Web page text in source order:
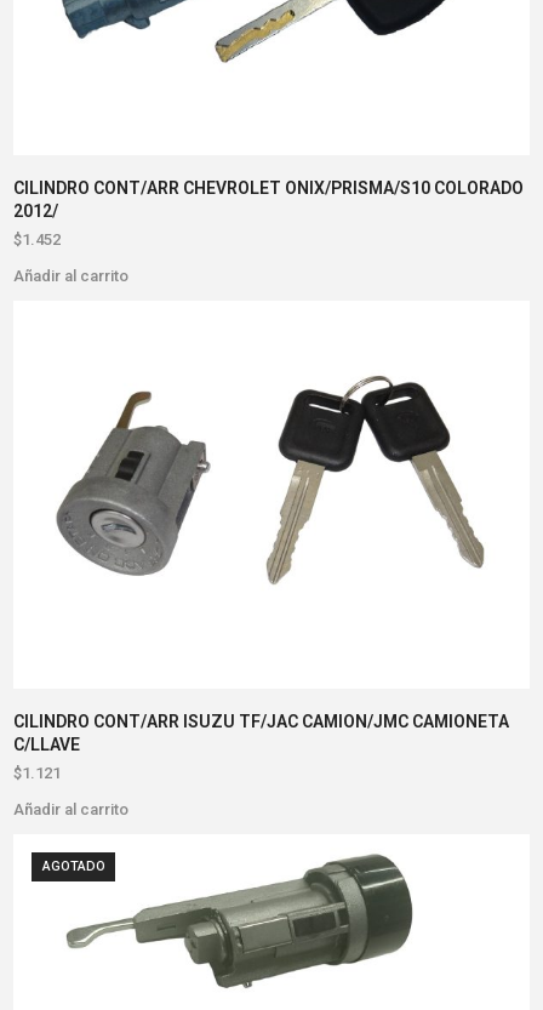
CILINDRO CONT/ARR CHEVROLET ONIX/PRISMA/S10 COLORADO
2012/
$1.452
Añadir al carrito
CILINDRO CONT/ARR ISUZU TF/JAC CAMION/JMC CAMIONETA
C/LLAVE
$1.121
Añadir al carrito
AGOTADO